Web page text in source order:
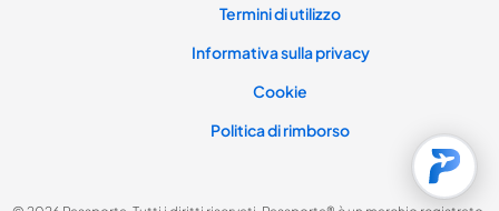
Termini di utilizzo
Informativa sulla privacy
Cookie
Politica di rimborso